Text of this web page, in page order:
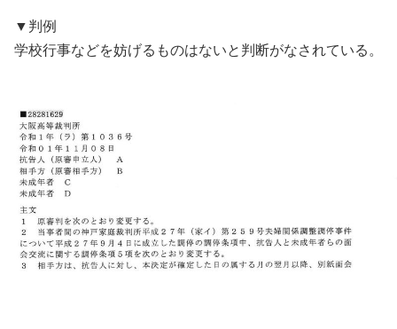
▼判例
学校行事などを妨げるものはないと判断がなされている。